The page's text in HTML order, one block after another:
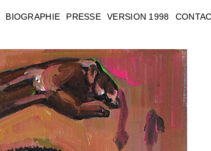
BIOGRAPHIE PRESSE VERSION 1998